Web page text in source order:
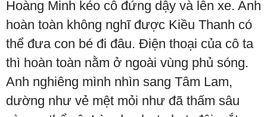
Hoàng Minh kéo cô đứng dậy và lên xe. Anh
hoàn toàn không nghĩ được Kiều Thanh có
thể đưa con bé đi đâu. Điện thoại của cô ta
thì hoàn toàn nằm ở ngoài vùng phủ sóng.
Anh nghiêng mình nhìn sang Tâm Lam,
dường như vẻ mệt mỏi như đã thấm sâu